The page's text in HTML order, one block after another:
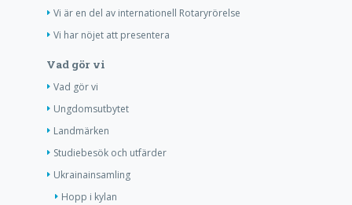
Vi är en del av internationell Rotaryrörelse
Vi har nöjet att presentera
Vad gör vi
Vad gör vi
Ungdomsutbytet
Landmärken
Studiebesök och utfärder
Ukrainainsamling
Hopp i kylan